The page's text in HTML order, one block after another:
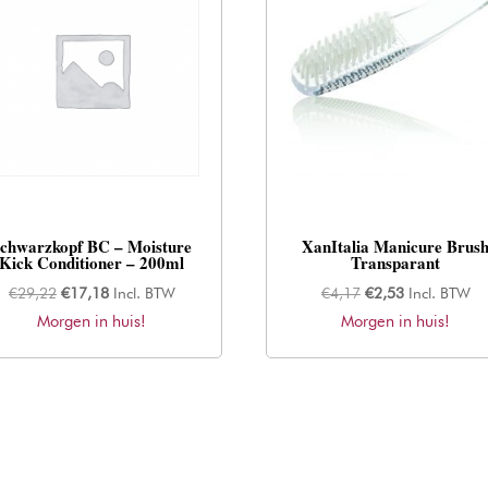
BC – Moisture
Kick Conditioner – 200ml
€29,22 Oorspronkelijke
prijs
€17,18Huidige
prijs
Incl. BTW
Morgen in huis!
XanItalia Manicure
Transparant
€4,17 Oorspronkelijke
prijs
€2,53Huidige
prijs
Incl. BTW
Morgen in huis!